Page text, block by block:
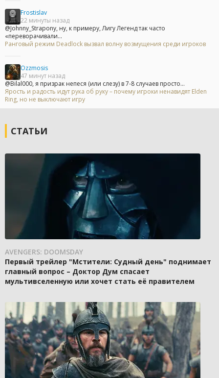
Frostislav
22 минуты назад
@Johnny_Strapony, ну, к примеру, Лигу Легенд так часто
«переворачивали...
Ранговый режим Deadlock вызвал волну возмущения среди игроков
Ozzmosis
47 минут назад
@Bilal000, я призрак непеся (или слезу) в 7-8 случаев просто...
Ярость и радость идут рука об руку – почему игроки ненавидят Elden
Ring, но не выключают игру
СТАТЬИ
AVENGERS: DOOMSDAY
Первый трейлер "Мстители: Судный день" поднимает
главный вопрос – Доктор Дум спасает
мультивселенную или хочет стать её правителем